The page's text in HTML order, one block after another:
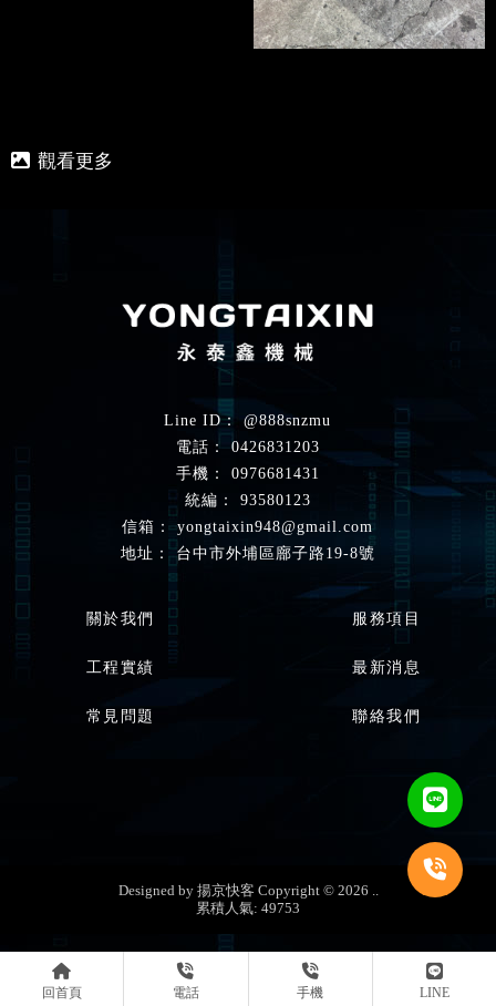
回首頁 電話 手機 LINE
@888snzmu
0426831203
0976681431
93580123
yongtaixin948@gmail.com
台中市外埔區廍子路19-8號
關於我們 服務項目
工程實績 最新消息
常見問題 聯絡我們
Designed by 揚京快客 Copyright © 2026 ..
累積人氣: 49753